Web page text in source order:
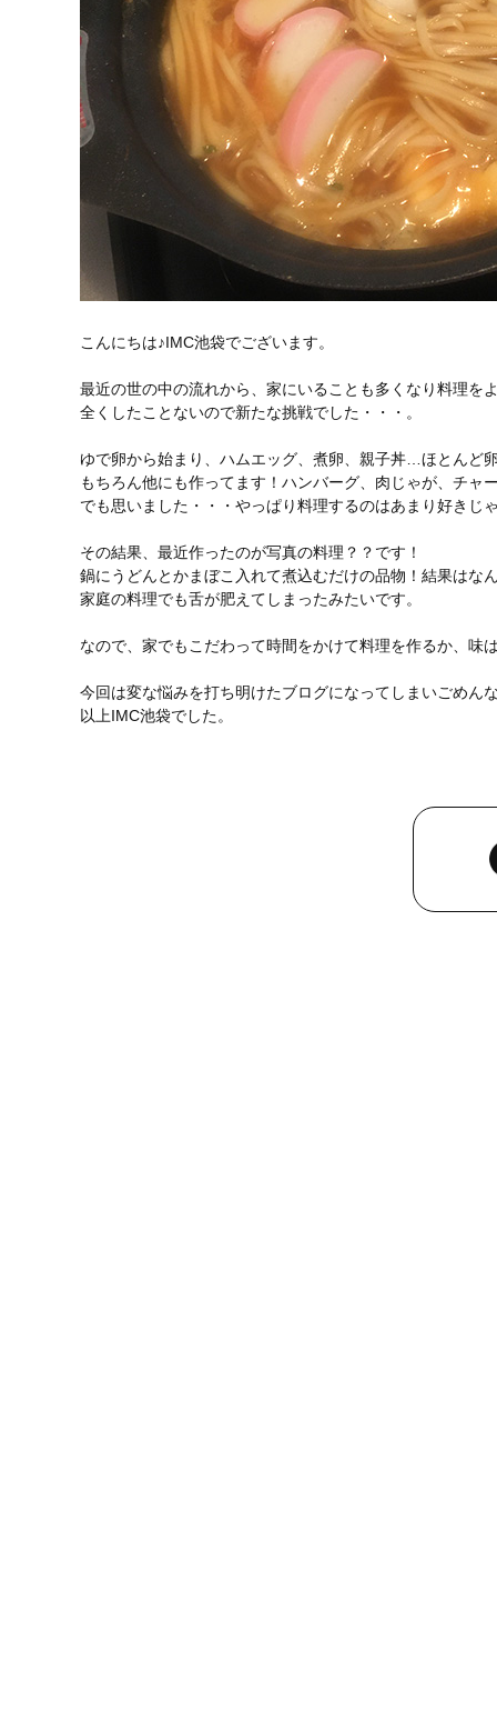
こんにちは♪IMC池袋でございます。
最近の世の中の流れから、家にいることも多くなり料理を
全くしたことないので新たな挑戦でした・・・。
ゆで卵から始まり、ハムエッグ、煮卵、親子丼…ほとんど
もちろん他にも作ってます！ハンバーグ、肉じゃが、チャ
でも思いました・・・やっぱり料理するのはあまり好きじ
その結果、最近作ったのが写真の料理？？です！
鍋にうどんとかまぼこ入れて煮込むだけの品物！結果はな
家庭の料理でも舌が肥えてしまったみたいです。
なので、家でもこだわって時間をかけて料理を作るか、
今回は変な悩みを打ち明けたブログになってしまいごめん
以上IMC池袋でした。